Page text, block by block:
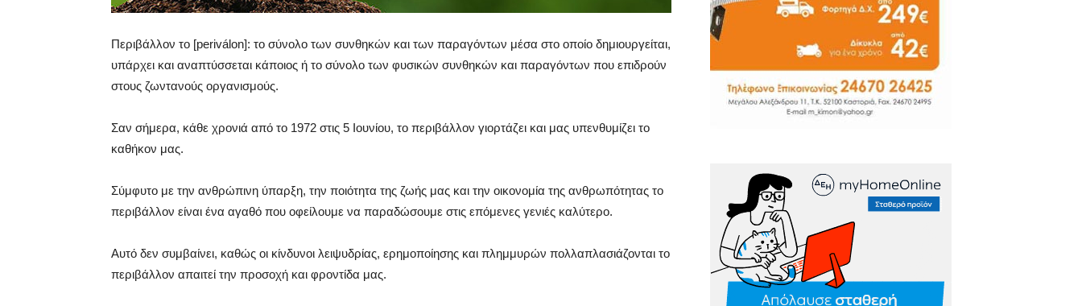
Περιβάλλον το [periválon]: το σύνολο των συνθηκών και των παραγόντων μέσα στο οποίο δημιουργείται,
υπάρχει και αναπτύσσεται κάποιος ή το σύνολο των φυσικών συνθηκών και παραγόντων που επιδρούν
στους ζωντανούς οργανισμούς.
Σαν σήμερα, κάθε χρονιά από το 1972 στις 5 Ιουνίου, το περιβάλλον γιορτάζει και μας υπενθυμίζει το
καθήκον μας.
Σύμφυτο με την ανθρώπινη ύπαρξη, την ποιότητα της ζωής μας και την οικονομία της ανθρωπότητας το
περιβάλλον είναι ένα αγαθό που οφείλουμε να παραδώσουμε στις επόμενες γενιές καλύτερο.
Αυτό δεν συμβαίνει, καθώς οι κίνδυνοι λειψυδρίας, ερημοποίησης και πλημμυρών πολλαπλασιάζονται το
περιβάλλον απαιτεί την προσοχή και φροντίδα μας.